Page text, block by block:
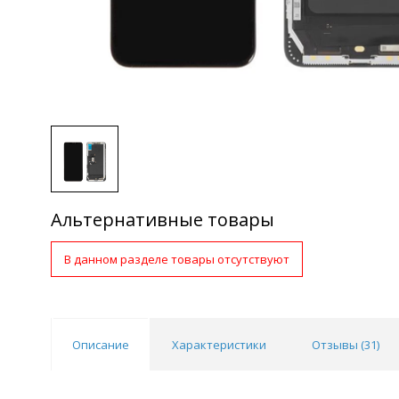
Альтернативные товары
В данном разделе товары отсутствуют
Описание Характеристики Отзывы (31)